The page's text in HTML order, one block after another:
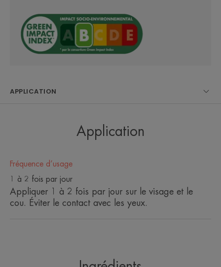
Bénéfices
• HYDRATE 24H*.
Fiche produit relative aux qualités et caractéristiques
Emballage ne contenant pas de matière recyclée
Emballage entièrement recyclable
APPLICATION
Application
Fréquence d’usage
1 à 2 fois par jour
Appliquer 1 à 2 fois par jour sur le visage et le
cou. Éviter le contact avec les yeux.